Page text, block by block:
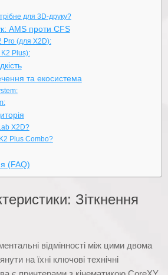
для 3D-друку?
AMS проти CFS
Pro (для X2D):
Plus):
та екосистема
X2D?
Plus Combo?
(FAQ)
Зіткнення
відмінності між цими двома
на їхні ключові технічні